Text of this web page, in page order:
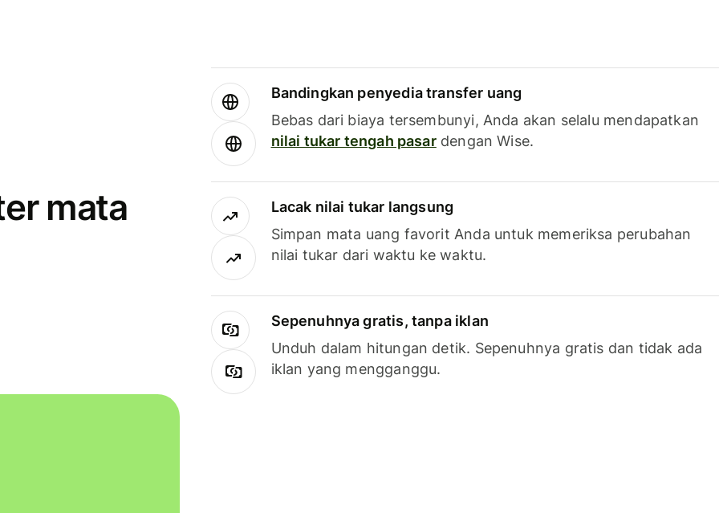
mata
Bandingkan penyedia transfer uang
Bebas dari biaya tersembunyi, Anda akan selalu mendapatkan
nilai tukar tengah pasardengan Wise.
Lacak nilai tukar langsung
Simpan mata uang favorit Anda untuk memeriksa perubahan
nilai tukar dari waktu ke waktu.
Sepenuhnya gratis, tanpa iklan
Unduh dalam hitungan detik. Sepenuhnya gratis dan tidak ada
iklan yang mengganggu.